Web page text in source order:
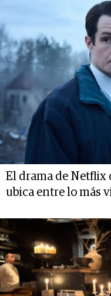
El drama de Netflix
ubica entre lo más